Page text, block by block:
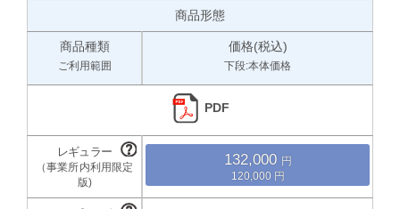
商品形態
商品種類
ご利用範囲
価格(税込)
下段:本体価格
PDF
132,000
120,000